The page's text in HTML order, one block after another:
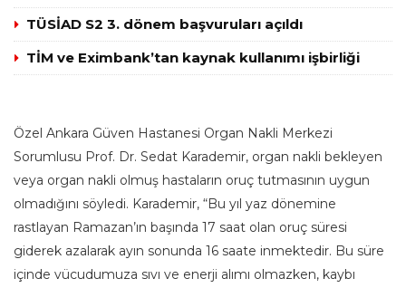
TÜSİAD S2 3. dönem başvuruları açıldı
TİM ve Eximbank’tan kaynak kullanımı işbirliği
Özel Ankara Güven Hastanesi Organ Nakli Merkezi
Sorumlusu Prof. Dr. Sedat Karademir, organ nakli bekleyen
veya organ nakli olmuş hastaların oruç tutmasının uygun
olmadığını söyledi. Karademir, “Bu yıl yaz dönemine
rastlayan Ramazan’ın başında 17 saat olan oruç süresi
giderek azalarak ayın sonunda 16 saate inmektedir. Bu süre
içinde vücudumuza sıvı ve enerji alımı olmazken, kaybı